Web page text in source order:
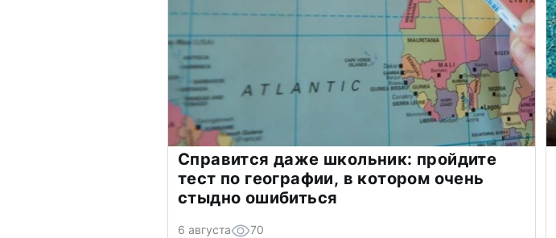
Справится даже школьник: пройдите
тест по географии, в котором очень
стыдно ошибиться
6 августа 70